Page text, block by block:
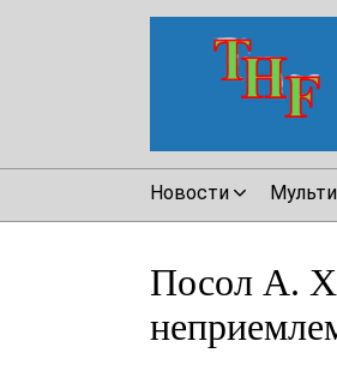
Новости
Посол А.